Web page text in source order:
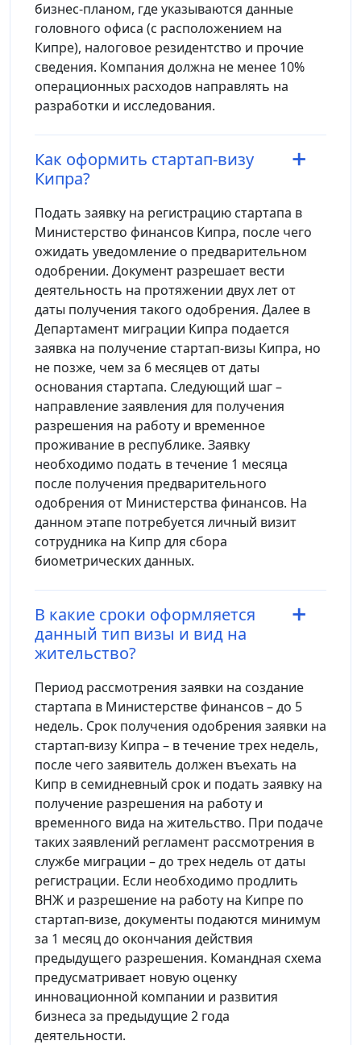
бизнес-планом, где указываются данные
головного офиса (с расположением на
Кипре), налоговое резидентство и прочие
сведения. Компания должна не менее 10%
операционных расходов направлять на
разработки и исследования.
Как оформить стартап-визу
Кипра?
Подать заявку на регистрацию стартапа в
Министерство финансов Кипра, после чего
ожидать уведомление о предварительном
одобрении. Документ разрешает вести
деятельность на протяжении двух лет от
даты получения такого одобрения. Далее в
Департамент миграции Кипра подается
заявка на получение стартап-визы Кипра, но
не позже, чем за 6 месяцев от даты
основания стартапа. Следующий шаг –
направление заявления для получения
разрешения на работу и временное
проживание в республике. Заявку
необходимо подать в течение 1 месяца
после получения предварительного
одобрения от Министерства финансов. На
данном этапе потребуется личный визит
сотрудника на Кипр для сбора
биометрических данных.
В какие сроки оформляется
данный тип визы и вид на
жительство?
Период рассмотрения заявки на создание
стартапа в Министерстве финансов – до 5
недель. Срок получения одобрения заявки на
стартап-визу Кипра – в течение трех недель,
после чего заявитель должен въехать на
Кипр в семидневный срок и подать заявку на
получение разрешения на работу и
временного вида на жительство. При подаче
таких заявлений регламент рассмотрения в
службе миграции – до трех недель от даты
регистрации. Если необходимо продлить
ВНЖ и разрешение на работу на Кипре по
стартап-визе, документы подаются минимум
за 1 месяц до окончания действия
предыдущего разрешения. Командная схема
предусматривает новую оценку
инновационной компании и развития
бизнеса за предыдущие 2 года
деятельности.